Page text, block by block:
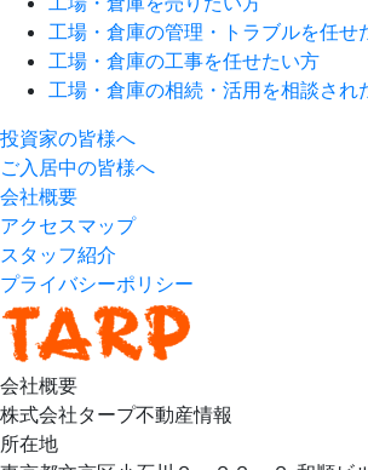
工場・倉庫の管理・トラブルを任せ
工場・倉庫の工事を任せたい方
工場・倉庫の相続・活用を相談され
投資家の皆様へ
ご入居中の皆様へ
会社概要
アクセスマップ
スタッフ紹介
プライバシーポリシー
会社概要
株式会社タープ不動産情報
所在地